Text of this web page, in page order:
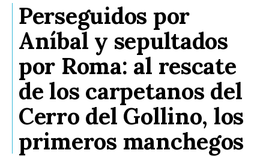
Perseguidos por
Aníbal y sepultados
por Roma: al rescate
de los carpetanos del
Cerro del Gollino, los
primeros manchegos